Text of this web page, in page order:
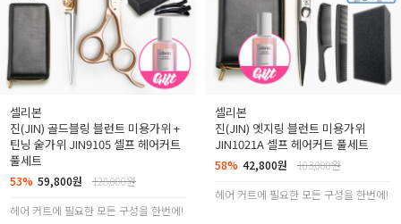
셀리본
진(JIN) 골드블링 블런트 미용가위 +
틴닝 숱가위 JIN9105 셀프 헤어커트
풀세트
53% 59,800원
128,000원
헤어 커트에 필요한 모든 구성을 한번에!
셀리본
진(JIN) 엣지링 블런트 미용가위
JIN1021A 셀프 헤어커트 풀세트
58% 42,800원
103,000원
헤어 커트에 필요한 모든 구성을 한번에!